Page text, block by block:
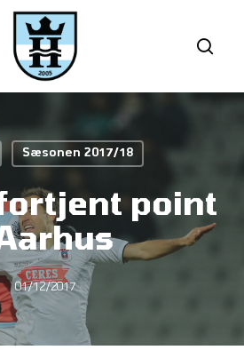
Sæsonen 2017/18
point
01/12/2017